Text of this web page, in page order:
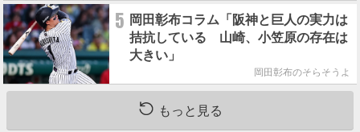
5 岡田彰布コラム「阪神と巨人の実力は
拮抗している 山崎、小笠原の存在は
大きい」
岡田彰布のそらそうよ
もっと見る